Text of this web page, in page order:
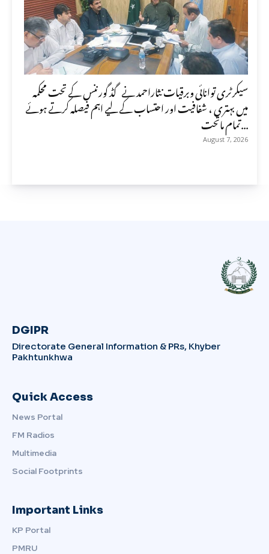
سیکرٹری توانائی وبرقیات نثاراحمد نے گڈ گورننس کے تحت محکمہ
میں بہتری ، شفافیت اور احتساب کے لیے اہم فیصلہ کرتے ہوئے
تمام ماتحت...
August 7, 2026
DGIPR
Directorate General Information & PRs, Khyber
Pakhtunkhwa
Quick Access
News Portal
FM Radios
Multimedia
Social Footprints
Important Links
KP Portal
PMRU